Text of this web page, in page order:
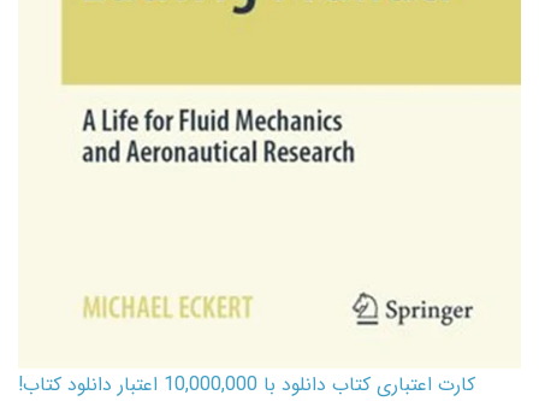
کارت اعتباری کتاب دانلود با 10,000,000 اعتبار دانلود کتاب!